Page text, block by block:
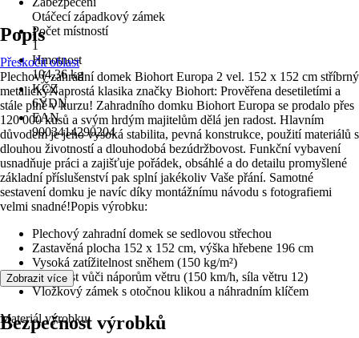
Otáčecí západkový zámek
Počet místností
1
Hmotnost
104,36 kg
KČZ
6YDN
EAN
9003414290204
Popis
Přeskočit oblast
Plechový zahradní domek Biohort Europa 2 vel. 152 x 152 cm stříbrný
metalickýNaprostá klasika značky Biohort: Prověřena desetiletími a
stále plně v kurzu! Zahradního domku Biohort Europa se prodalo přes
120 000 kusů a svým hrdým majitelům dělá jen radost. Hlavním
důvodem je jeho vysoká stabilita, pevná konstrukce, použití materiálů s
dlouhou životností a dlouhodobá bezúdržbovost. Funkční vybavení
usnadňuje práci a zajišťuje pořádek, obsáhlé a do detailu promyšlené
základní příslušenství pak splní jakékoliv Vaše přání. Samotné
sestavení domku je navíc díky montážnímu návodu s fotografiemi
velmi snadné!Popis výrobku:
Plechový zahradní domek se sedlovou střechou
Zastavěná plocha 152 x 152 cm, výška hřebene 196 cm
Vysoká zatížitelnost sněhem (150 kg/m²)
Odolnost vůči náporům větru (150 km/h, síla větru 12)
Vložkový zámek s otočnou klikou a náhradním klíčem
Materiál výrobku:
Zobrazit více
Bezpečnost výrobků